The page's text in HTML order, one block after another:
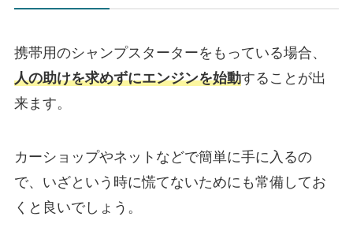
携帯用のシャンプスターターをもっている場合、
人の助けを求めずにエンジンを始動することが出
来ます。
カーショップやネットなどで簡単に手に入るの
で、いざという時に慌てないためにも常備してお
くと良いでしょう。